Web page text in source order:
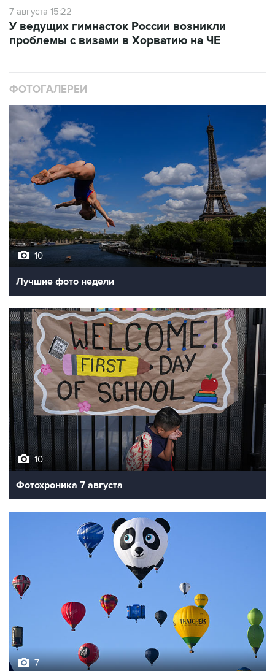
проблемы с визами в Хорватию на ЧЕ
10
Лучшие фото недели
10
Фотохроника 7 августа
Фестиваль воздухоплавания в Бристоле